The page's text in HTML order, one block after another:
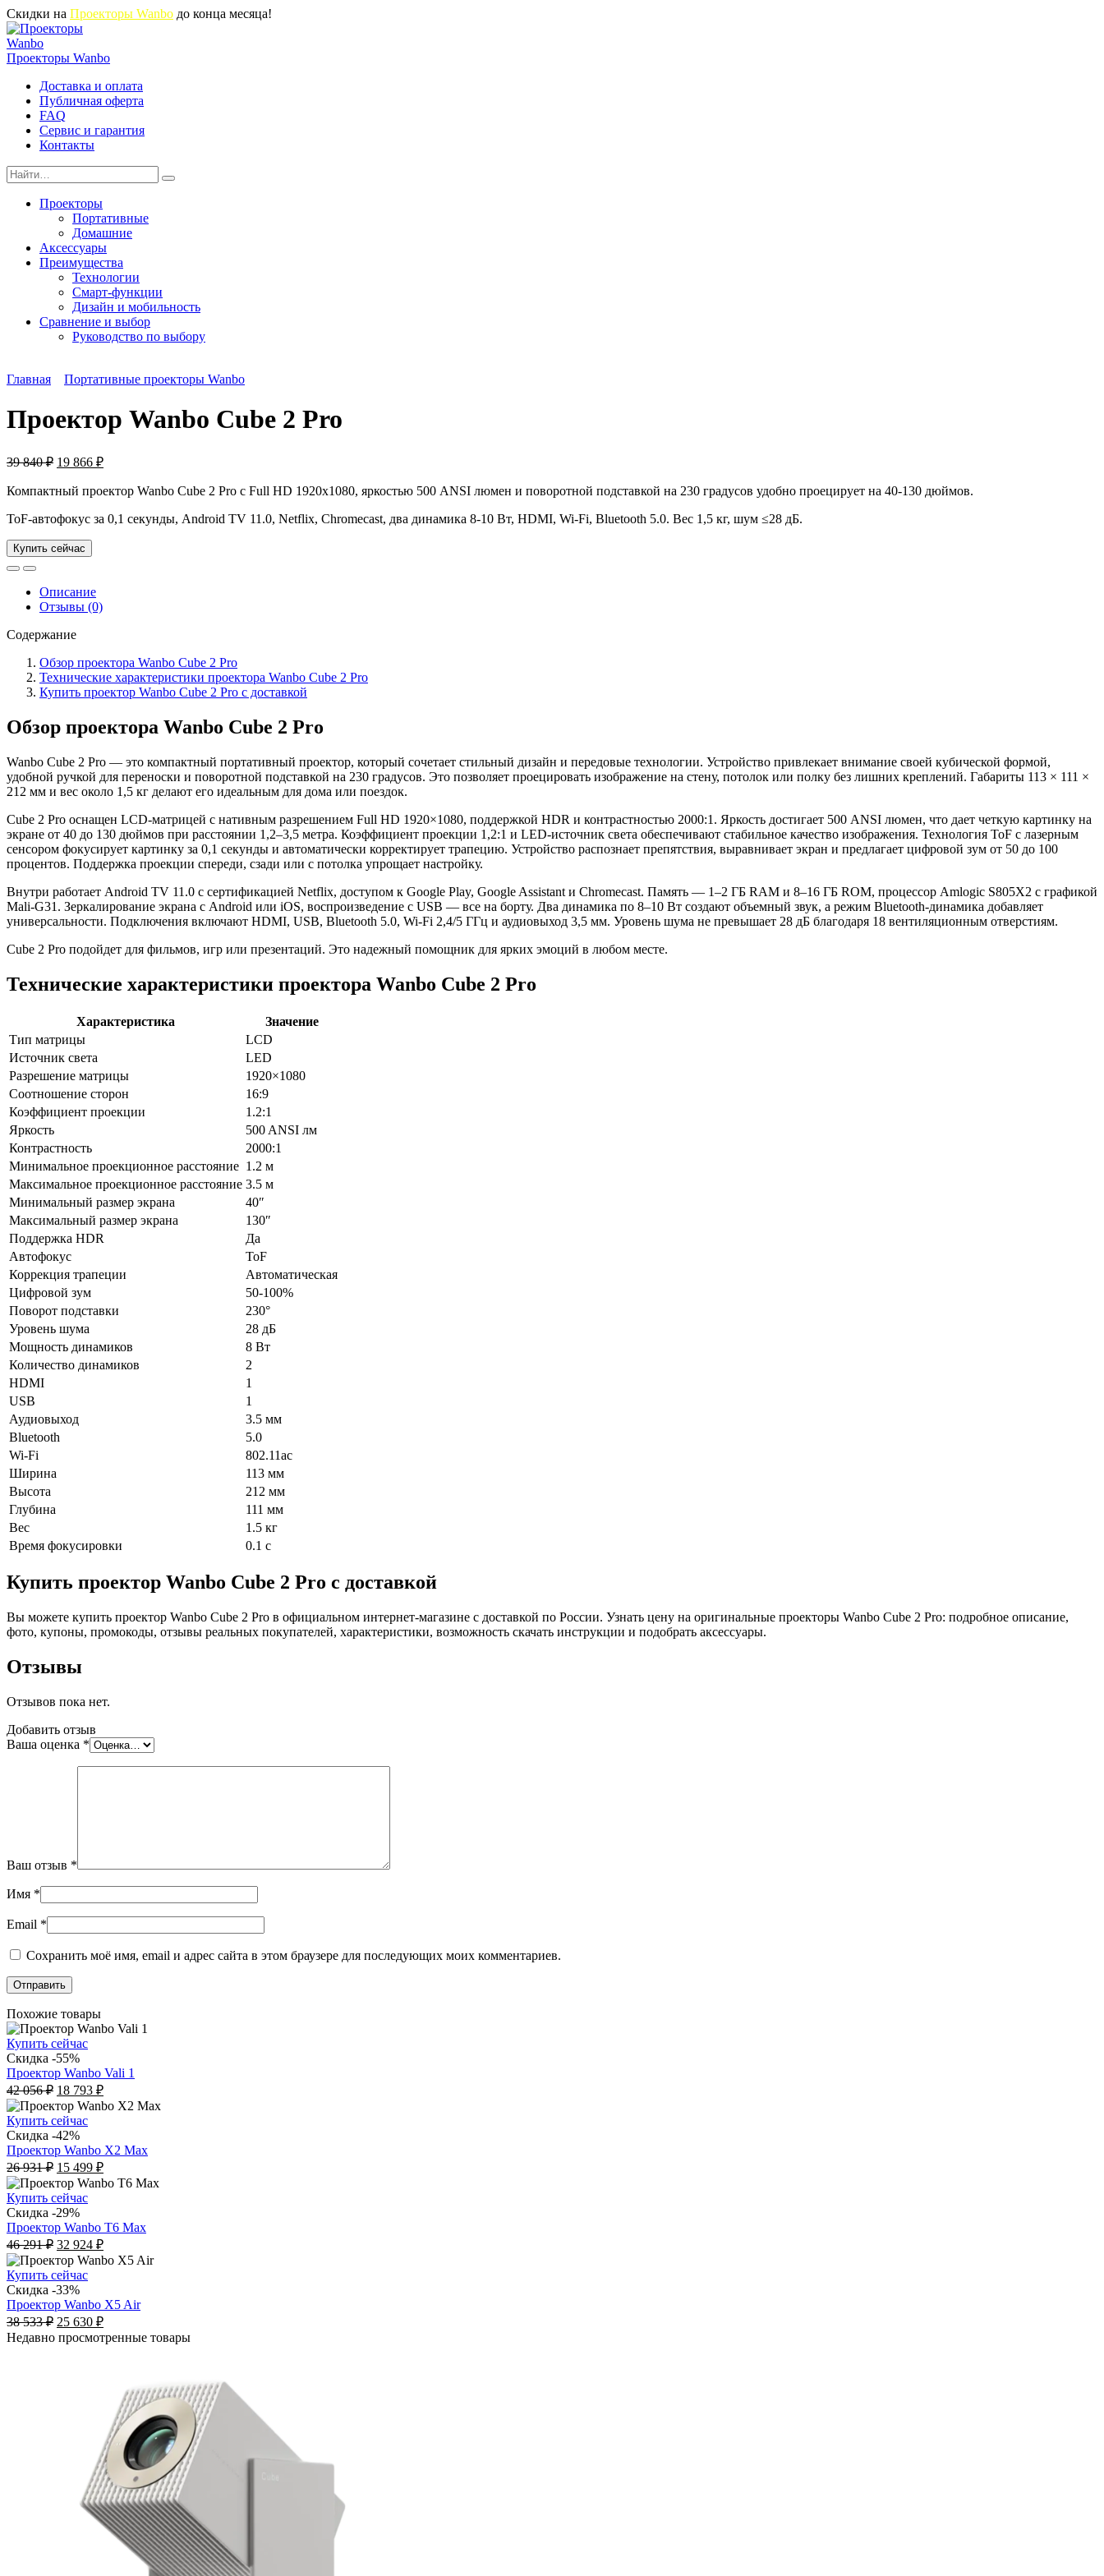
Перейти
к
содержанию
Скидки на Проекторы Wanbo до конца месяца!
Проекторы Wanbo
Доставка и оплата
Публичная оферта
FAQ
Сервис и гарантия
Контакты
Search
for:
Проекторы
Портативные
Домашние
Аксессуары
Преимущества
Технологии
Смарт-функции
Дизайн и мобильность
Сравнение и выбор
Руководство по выбору
Главная Портативные проекторы Wanbo
Проектор Wanbo Cube 2 Pro
39 840₽ Первоначальная
составляла
840 ₽.
19 866 ₽Текущая
19
Компактный проектор Wanbo Cube 2 Pro с Full HD 1920x1080, яркостью 500 ANSI люмен и поворотной подставкой на 230 градусов удобно проецирует на 40-130 дюймов.
ToF-автофокус за 0,1 секунды, Android TV 11.0, Netflix, Chromecast, два динамика 8-10 Вт, HDMI, Wi-Fi, Bluetooth 5.0. Вес 1,5 кг, шум ≤28 дБ.
Купить сейчас
Описание
Отзывы (0)
Содержание
Обзор проектора Wanbo Cube 2 Pro
Технические характеристики проектора Wanbo Cube 2 Pro
Купить проектор Wanbo Cube 2 Pro с доставкой
Обзор проектора Wanbo Cube 2 Pro
Wanbo Cube 2 Pro — это компактный портативный проектор, который сочетает стильный дизайн и передовые технологии. Устройство привлекает внимание своей кубической формой,
удобной ручкой для переноски и поворотной подставкой на 230 градусов. Это позволяет проецировать изображение на стену, потолок или полку без лишних креплений. Габариты 113 × 111 ×
212 мм и вес около 1,5 кг делают его идеальным для дома или поездок.
Cube 2 Pro оснащен LCD-матрицей с нативным разрешением Full HD 1920×1080, поддержкой HDR и контрастностью 2000:1. Яркость достигает 500 ANSI люмен, что дает четкую картинку на
экране от 40 до 130 дюймов при расстоянии 1,2–3,5 метра. Коэффициент проекции 1,2:1 и LED-источник света обеспечивают стабильное качество изображения. Технология ToF с лазерным
сенсором фокусирует картинку за 0,1 секунды и автоматически корректирует трапецию. Устройство распознает препятствия, выравнивает экран и предлагает цифровой зум от 50 до 100
процентов. Поддержка проекции спереди, сзади или с потолка упрощает настройку.
Внутри работает Android TV 11.0 с сертификацией Netflix, доступом к Google Play, Google Assistant и Chromecast. Память — 1–2 ГБ RAM и 8–16 ГБ ROM, процессор Amlogic S805X2 с графикой
Mali-G31. Зеркалирование экрана с Android или iOS, воспроизведение с USB — все на борту. Два динамика по 8–10 Вт создают объемный звук, а режим Bluetooth-динамика добавляет
универсальности. Подключения включают HDMI, USB, Bluetooth 5.0, Wi-Fi 2,4/5 ГГц и аудиовыход 3,5 мм. Уровень шума не превышает 28 дБ благодаря 18 вентиляционным отверстиям.
Cube 2 Pro подойдет для фильмов, игр или презентаций. Это надежный помощник для ярких эмоций в любом месте.
Технические характеристики проектора Wanbo Cube 2 Pro
Характеристика
Значение
Тип матрицы
LCD
Источник света
LED
Разрешение матрицы
1920×1080
Соотношение сторон
16:9
Коэффициент проекции
1.2:1
Яркость
500 ANSI лм
Контрастность
2000:1
Минимальное проекционное расстояние 1.2 м
Максимальное проекционное расстояние 3.5 м
Минимальный размер экрана
40″
Максимальный размер экрана
130″
Поддержка HDR
Да
Автофокус
ToF
Коррекция трапеции
Автоматическая
Цифровой зум
50-100%
Поворот подставки
230°
Уровень шума
28 дБ
Мощность динамиков
8 Вт
Количество динамиков
2
HDMI
1
USB
1
Аудиовыход
3.5 мм
Bluetooth
5.0
Wi-Fi
802.11ac
Ширина
113 мм
Высота
212 мм
Глубина
111 мм
Вес
1.5 кг
Время фокусировки
0.1 с
Купить проектор Wanbo Cube 2 Pro с доставкой
Вы можете купить проектор Wanbo Cube 2 Pro в официальном интернет-магазине с доставкой по России. Узнать цену на оригинальные проекторы Wanbo Cube 2 Pro: подробное описание,
фото, купоны, промокоды, отзывы реальных покупателей, характеристики, возможность скачать инструкции и подобрать аксессуары.
Отзывы
Отзывов пока нет.
Добавить отзыв
Ваша оценка *
Ваш отзыв *
Имя *
Email *
Сохранить моё имя, email и адрес сайта в этом браузере для последующих моих комментариев.
Похожие товары
Купить сейчас
Скидка -55%
Проектор Wanbo Vali 1
42 056₽ Первоначальная
цена
составляла
42
056 ₽.
18 793 ₽Текущая
цена:
Купить сейчас
Скидка -42%
Проектор Wanbo X2 Max
26 931₽ Первоначальная
цена
составляла
26
931 ₽.
15 499 ₽Текущая
цена:
Купить сейчас
Скидка -29%
Проектор Wanbo T6 Max
46 291₽ Первоначальная
цена
составляла
46
291 ₽.
32 924 ₽Текущая
цена:
Купить сейчас
Скидка -33%
Проектор Wanbo X5 Air
38 533₽ Первоначальная
цена
составляла
25 630 ₽Текущая
цена:
25
Недавно просмотренные товары